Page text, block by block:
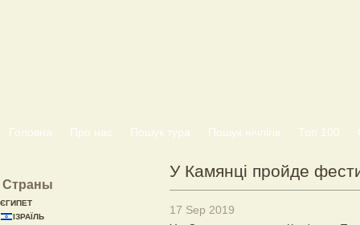
Головна Про нас Пошук тура Пошук нічлігів Топ 100
У Камянці пройде
17 Sep 2019
Страны
ЄГИПЕТ
ІЗРАЇЛЬ